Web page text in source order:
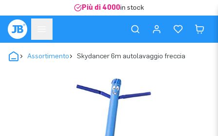
Più di 4000in stock
Assortimento Skydancer 6m autolavaggio freccia